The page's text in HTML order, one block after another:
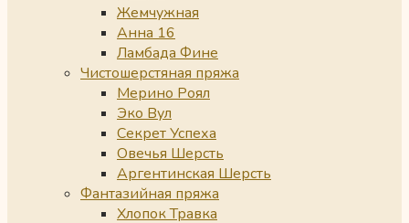
Жемчужная
Анна 16
Ламбада Фине
Чистошерстяная пряжа
Мерино Роял
Эко Вул
Секрет Успеха
Овечья Шерсть
Аргентинская Шерсть
Фантазийная пряжа
Хлопок Травка